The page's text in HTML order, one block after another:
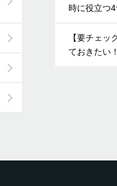
時に役立つ4
【要チェッ
ておきたい